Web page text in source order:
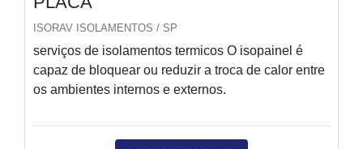
ISORAV ISOLAMENTOS / SP
serviços de isolamentos termicos O isopainel é
capaz de bloquear ou reduzir a troca de calor entre
os ambientes internos e externos.